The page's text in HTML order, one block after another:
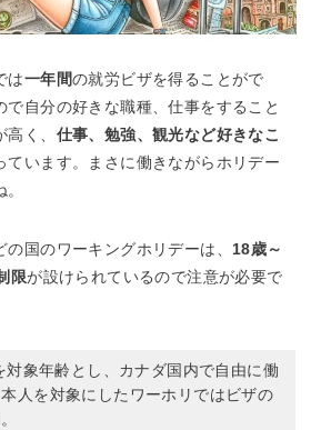
は一年間の就労ビザを得ることがで
で自分の好きな職種、仕事をすること
く、 仕事、勉強、観光など好きなこ
ています。まさに働きながらホリデー
国のワーキングホリデーは、 18歳～
限が設けられているので注意が必要で
対象年齢とし、カナダ国内で自由に働
人を対象にしたワーホリではビザの